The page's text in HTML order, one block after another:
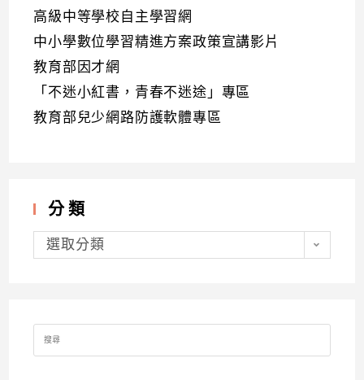
高級中等學校自主學習網
中小學數位學習精進方案政策宣講影片
教育部因才網
「不迷小紅書，青春不迷途」專區
教育部兒少網路防護軟體專區
分類
分
類選取分類
Search
for: